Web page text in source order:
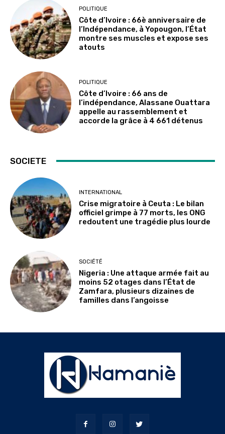
POLITIQUE
Côte d’Ivoire : 66è anniversaire de
l’Indépendance, à Yopougon, l’État
montre ses muscles et expose ses
atouts
POLITIQUE
Côte d’Ivoire : 66 ans de
l’indépendance, Alassane Ouattara
appelle au rassemblement et
accorde la grâce à 4 661 détenus
SOCIETE
INTERNATIONAL
Crise migratoire à Ceuta : Le bilan
officiel grimpe à 77 morts, les ONG
redoutent une tragédie plus lourde
SOCIÉTÉ
Nigeria : Une attaque armée fait au
moins 52 otages dans l’État de
Zamfara, plusieurs dizaines de
familles dans l’angoisse